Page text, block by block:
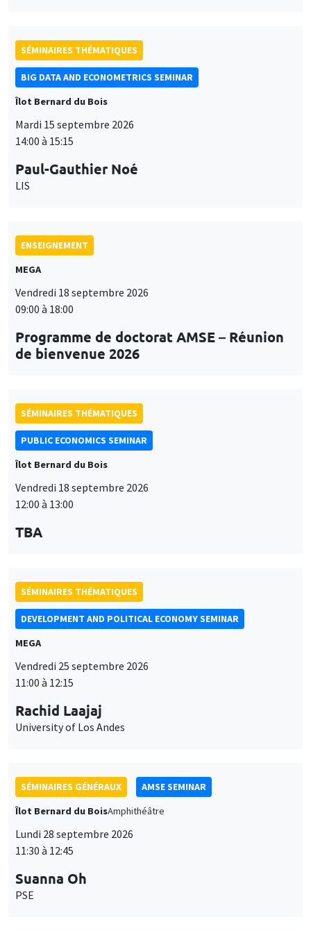
SÉMINAIRES THÉMATIQUES
BIG DATA AND ECONOMETRICS SEMINAR
Îlot Bernard du Bois
Mardi 15 septembre 2026
14:00 à 15:15
Paul-Gauthier Noé
LIS
ENSEIGNEMENT
MEGA
Vendredi 18 septembre 2026
09:00 à 18:00
Programme de doctorat AMSE – Réunion
de bienvenue 2026
SÉMINAIRES THÉMATIQUES
PUBLIC ECONOMICS SEMINAR
Îlot Bernard du Bois
Vendredi 18 septembre 2026
12:00 à 13:00
TBA
SÉMINAIRES THÉMATIQUES
DEVELOPMENT AND POLITICAL ECONOMY SEMINAR
MEGA
Vendredi 25 septembre 2026
11:00 à 12:15
Rachid Laajaj
University of Los Andes
SÉMINAIRES GÉNÉRAUX
AMSE SEMINAR
Îlot Bernard du BoisAmphithéâtre
Lundi 28 septembre 2026
11:30 à 12:45
Suanna Oh
PSE